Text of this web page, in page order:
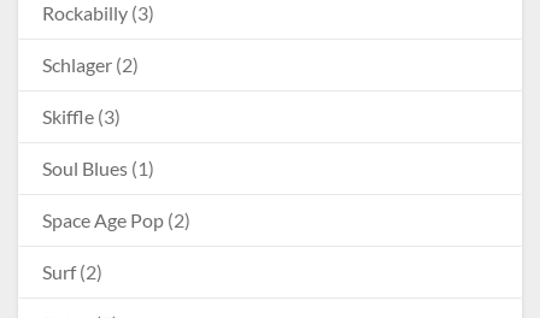
Rockabilly (3)
Schlager (2)
Skiffle (3)
Soul Blues (1)
Space Age Pop (2)
Surf(2)